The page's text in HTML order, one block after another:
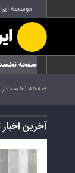
موسسه
صفحه
صفحه نخست
آخرین